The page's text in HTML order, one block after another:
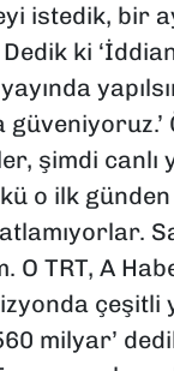
istedik, bir
ki
güveniyoruz.’
şimdi canlı
o ilk
O TRT, A
çeşitli
milyar’